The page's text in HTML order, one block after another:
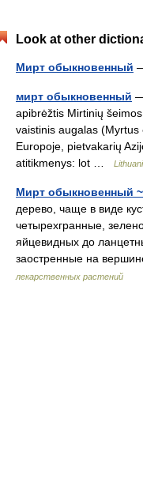
Look at other
Мирт обыкновенный
мирт обыкновенный
apibrėžtis Mirtinių
vaistinis augalas
Europoje, pietvakarių
atitikmenys: lot …
Мирт обыкновенный ~
дерево, чаще в виде
четырехгранные,
яйцевидных до
заостренные на
лекарственных растений